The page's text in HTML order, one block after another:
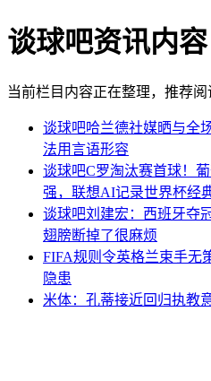
谈球吧资讯内容
当前栏目内容正在整理，推荐阅
谈球吧哈兰德社媒晒与全
法用言语形容
谈球吧C罗淘汰赛首球！
强，联想AI记录世界杯经
谈球吧刘建宏：西班牙夺
翅膀断掉了很麻烦
FIFA规则令英格兰束手无
隐患
米体：孔蒂接近回归执教